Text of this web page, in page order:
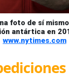
foto de sí
antártica en
www.nytimes.com